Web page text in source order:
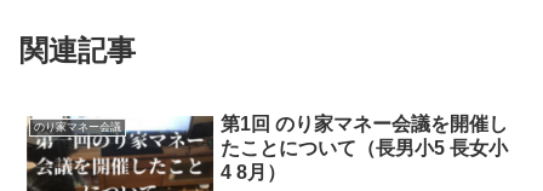
関連記事
のり家マネー会議
第1回 のり家マネー会議を開催し
たことについて（長男小5 長女小
4 8月）